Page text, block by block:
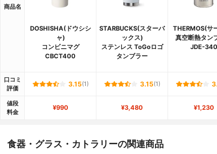
商品名
DOSHISHA(ドウシシ
ャ)
コンビニマグ
CBCT400
STARBUCKS(スターバ
ックス)
ステンレス ToGoロゴ
タンブラー
THERMOS(サ
真空断熱タン
JDE-340
口コミ
評価
3.15(1) 3.15(1)
値段
料金
¥990 ¥3,480 ¥1,230
食器・グラス・カトラリーの関連商品